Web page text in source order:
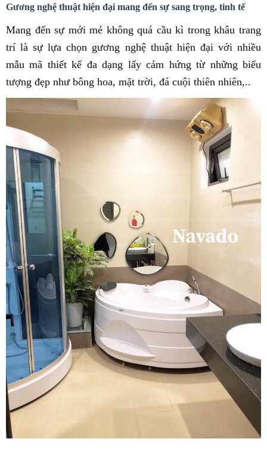
Gương nghệ thuật hiện đại mang đến sự sang trọng, tinh tế
Mang đến sự mới mẻ không quá cầu kì trong khâu trang
trí là sự lựa chọn gương nghệ thuật hiện đại với nhiều
mẫu mã thiết kế đa dạng lấy cảm hứng từ những biểu
tượng đẹp như bông hoa, mặt trời, đá cuội thiên nhiên,..